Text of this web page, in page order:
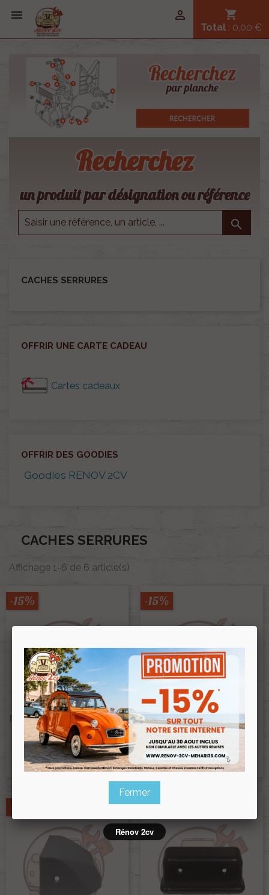
 shopping_cart
Total : 0,00 €

Recherchez
un produit par désignation ou référence

CACHES SERRURES
OFFRIR UNE CARTE CADEAU
Cartes cadeaux
OFFRIR DES GOODIES
Goodies RENOV 2CV
CACHES SERRURES
Affichage 1-6 de 6 article(s)
Cache Serrure En Plastique
Noir De Porte AV / AR De 2cv
Ref :002628
6,80 €
Prix public :5,78 €
Prix clubRenov 2cv:5,78 €
-15%
Cache Serrure En Plastique
Marron De Porte AV / AR De
2cv
Ref :002629
6,80 €
Prix public :5,78 €
Prix clubRenov 2cv:5,78 €
-15%
-15% -15%
Fermer
Rénov 2cv